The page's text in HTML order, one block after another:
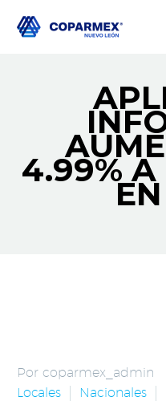
4.99% A
Por coparmex_admin
Locales
Nacionales